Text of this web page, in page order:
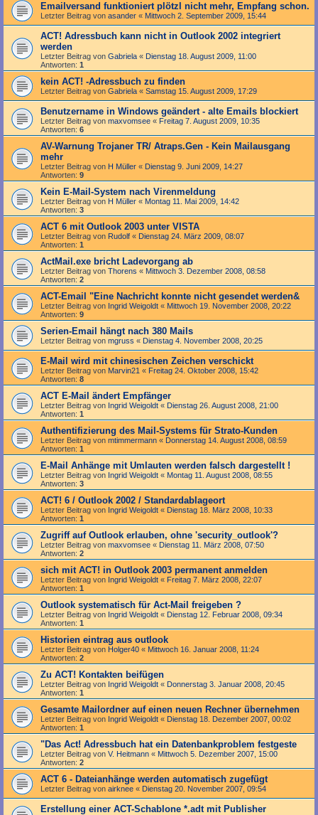
Emailversand funktioniert plötzl nicht mehr, Empfang schon.
Letzter Beitrag von asander « Mittwoch 2. September 2009, 15:44
ACT! Adressbuch kann nicht in Outlook 2002 integriert
werden
Letzter Beitrag von Gabriela « Dienstag 18. August 2009, 11:00
Antworten: 1
kein ACT! -Adressbuch zu finden
Letzter Beitrag von Gabriela « Samstag 15. August 2009, 17:29
Benutzername in Windows geändert - alte Emails blockiert
Letzter Beitrag von maxvomsee « Freitag 7. August 2009, 10:35
Antworten: 6
AV-Warnung Trojaner TR/ Atraps.Gen - Kein Mailausgang
mehr
Letzter Beitrag von H Müller « Dienstag 9. Juni 2009, 14:27
Antworten: 9
Kein E-Mail-System nach Virenmeldung
Letzter Beitrag von H Müller « Montag 11. Mai 2009, 14:42
Antworten: 3
ACT 6 mit Outlook 2003 unter VISTA
Letzter Beitrag von Rudolf « Dienstag 24. März 2009, 08:07
Antworten: 1
ActMail.exe bricht Ladevorgang ab
Letzter Beitrag von Thorens « Mittwoch 3. Dezember 2008, 08:58
Antworten: 2
ACT-Email "Eine Nachricht konnte nicht gesendet werden&
Letzter Beitrag von Ingrid Weigoldt « Mittwoch 19. November 2008, 20:22
Antworten: 9
Serien-Email hängt nach 380 Mails
Letzter Beitrag von mgruss « Dienstag 4. November 2008, 20:25
E-Mail wird mit chinesischen Zeichen verschickt
Letzter Beitrag von Marvin21 « Freitag 24. Oktober 2008, 15:42
Antworten: 8
ACT E-Mail ändert Empfänger
Letzter Beitrag von Ingrid Weigoldt « Dienstag 26. August 2008, 21:00
Antworten: 1
Authentifizierung des Mail-Systems für Strato-Kunden
Letzter Beitrag von mtimmermann « Donnerstag 14. August 2008, 08:59
Antworten: 1
E-Mail Anhänge mit Umlauten werden falsch dargestellt !
Letzter Beitrag von Ingrid Weigoldt « Montag 11. August 2008, 08:55
Antworten: 3
ACT! 6 / Outlook 2002 / Standardablageort
Letzter Beitrag von Ingrid Weigoldt « Dienstag 18. März 2008, 10:33
Antworten: 1
Zugriff auf Outlook erlauben, ohne 'security_outlook'?
Letzter Beitrag von maxvomsee « Dienstag 11. März 2008, 07:50
Antworten: 2
sich mit ACT! in Outlook 2003 permanent anmelden
Letzter Beitrag von Ingrid Weigoldt « Freitag 7. März 2008, 22:07
Antworten: 1
Outlook systematisch für Act-Mail freigeben ?
Letzter Beitrag von Ingrid Weigoldt « Dienstag 12. Februar 2008, 09:34
Antworten: 1
Historien eintrag aus outlook
Letzter Beitrag von Holger40 « Mittwoch 16. Januar 2008, 11:24
Antworten: 2
Zu ACT! Kontakten beifügen
Letzter Beitrag von Ingrid Weigoldt « Donnerstag 3. Januar 2008, 20:45
Antworten: 1
Gesamte Mailordner auf einen neuen Rechner übernehmen
Letzter Beitrag von Ingrid Weigoldt « Dienstag 18. Dezember 2007, 00:02
Antworten: 1
"Das Act! Adressbuch hat ein Datenbankproblem festgeste
Letzter Beitrag von V. Heitmann « Mittwoch 5. Dezember 2007, 15:00
Antworten: 2
ACT 6 - Dateianhänge werden automatisch zugefügt
Letzter Beitrag von airknee « Dienstag 20. November 2007, 09:54
Erstellung einer ACT-Schablone *.adt mit Publisher